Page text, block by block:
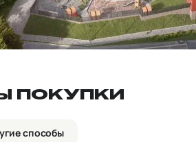
ПОКУПКИ
способы